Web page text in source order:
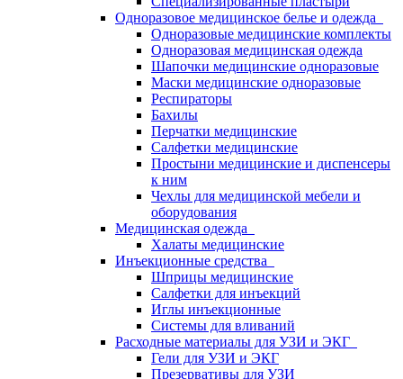
Одноразовое медицинское белье и одежда
Одноразовые медицинские комплекты
Одноразовая медицинская одежда
Шапочки медицинские одноразовые
Маски медицинские одноразовые
Респираторы
Бахилы
Перчатки медицинские
Салфетки медицинские
Простыни медицинские и диспенсеры
к ним
Чехлы для медицинской мебели и
оборудования
Медицинская одежда
Халаты медицинские
Инъекционные средства
Шприцы медицинские
Салфетки для инъекций
Иглы инъекционные
Системы для вливаний
Расходные материалы для УЗИ и ЭКГ
Гели для УЗИ и ЭКГ
Презервативы для УЗИ